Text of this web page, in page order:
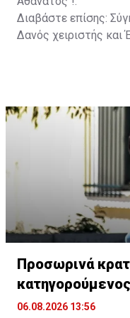
Διαβάστε επίσης:
Δανός χειριστής και
Προσωρινά
Βρετανίδας
06.08.2026 13:56